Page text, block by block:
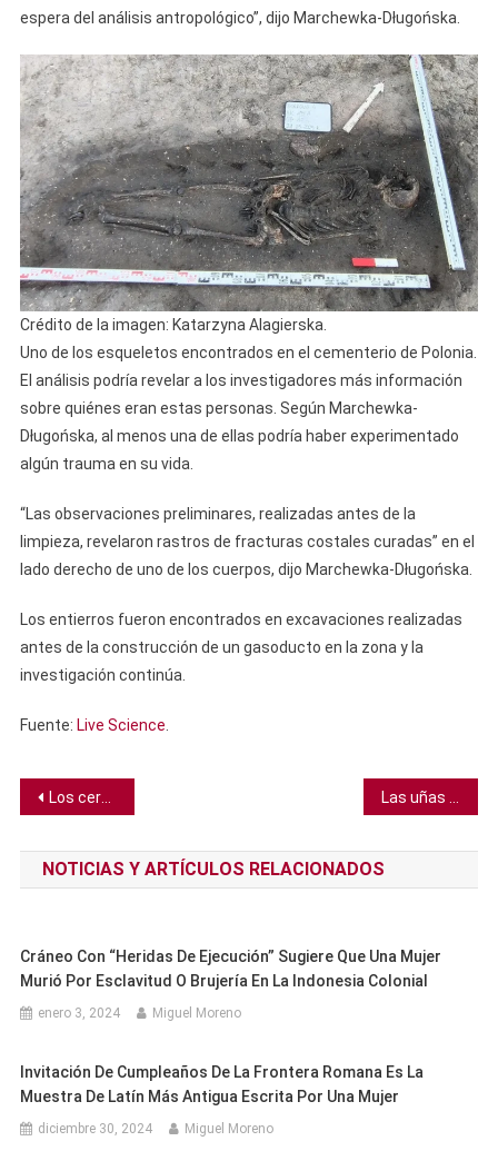
espera del análisis antropológico”, dijo Marchewka-Długońska.
Crédito de la imagen: Katarzyna Alagierska.
Uno de los esqueletos encontrados en el cementerio de Polonia.
El análisis podría revelar a los investigadores más información
sobre quiénes eran estas personas. Según Marchewka-
Długońska, al menos una de ellas podría haber experimentado
algún trauma en su vida.
“Las observaciones preliminares, realizadas antes de la
limpieza, revelaron rastros de fracturas costales curadas” en el
lado derecho de uno de los cuerpos, dijo Marchewka-Długońska.
Los entierros fueron encontrados en excavaciones realizadas
antes de la construcción de un gasoducto en la zona y la
investigación continúa.
Fuente: Live Science.
Navegación
de
entradas
Los cerebros de los bebés reconocen idiomas extranjeros que escucharon en el feto antes de nacer Las uñas de tus pies pueden revelar si te has expuesto a una causa común de cáncer de pulmón
NOTICIAS Y ARTÍCULOS RELACIONADOS
Cráneo Con “heridas De Ejecución” Sugiere Que Una Mujer
Murió Por Esclavitud O Brujería En La Indonesia Colonial
enero 3, 2024 Miguel Moreno
Invitación De Cumpleaños De La Frontera Romana Es La
Muestra De Latín Más Antigua Escrita Por Una Mujer
diciembre 30, 2024 Miguel Moreno